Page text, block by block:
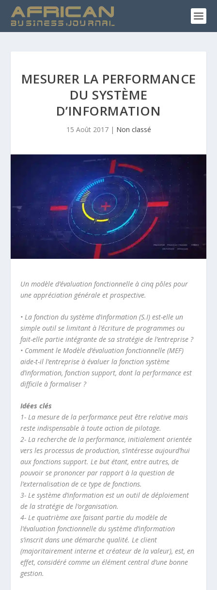
MESURER LA PERFORMANCE
DU SYSTÈME
D’INFORMATION
15 Août 2017| Non classé
Un modèle d’évaluation fonctionnelle à cinq pôles pour
une appréciation générale et prospective.
• La fonction du système d’information (S.I) est-elle un
simple outil se limitant à l’écriture de programmes ou
fait-elle partie intégrante de sa stratégie de l’entreprise ?
• Comment le Modèle d’évaluation fonctionnelle (MEF)
aide-t-il l’entreprise à évaluer la fonction système
d’information, fonction support, dont la performance est
difficile à formaliser ?
Idées clés
1- La mesure de la performance peut être relative mais
reste indispensable à toute action de pilotage.
2- La recherche de la performance, initialement orientée
vers les processus de production, s’intéresse aujourd’hui
aux fonctions support. Le but étant, entre autres, de
pouvoir se prononcer par rapport à la question de
l’externalisation de ce type de fonctions.
3- Le système d’information est un outil de déploiement
de la stratégie de l’organisation.
4- Le quatrième axe faisant partie du modèle de
l’évaluation fonctionnelle du système d’information
s’inscrit dans une démarche qualité. Le client
(majoritairement interne et créateur de la valeur), est, en
effet, considéré comme un élément central d’une bonne
gestion.